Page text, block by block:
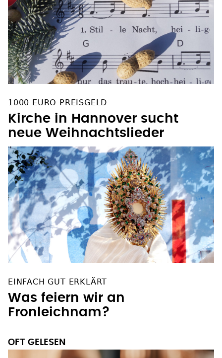
1000 EURO PREISGELD
Kirche in Hannover sucht
neue Weihnachtslieder
EINFACH GUT ERKLÄRT
Was feiern wir an
Fronleichnam?
OFT GELESEN